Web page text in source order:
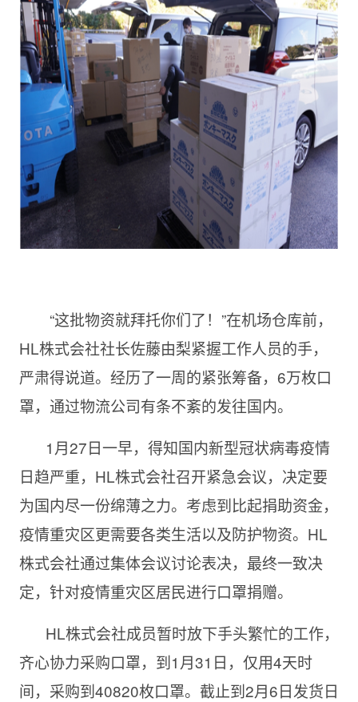
“这批物资就拜托你们了！”在机场仓库前，
HL株式会社社长佐藤由梨紧握工作人员的手，
严肃得说道。经历了一周的紧张筹备，6万枚口
罩，通过物流公司有条不紊的发往国内。
1月27日一早，得知国内新型冠状病毒疫情
日趋严重，HL株式会社召开紧急会议，决定要
为国内尽一份绵薄之力。考虑到比起捐助资金，
疫情重灾区更需要各类生活以及防护物资。HL
株式会社通过集体会议讨论表决，最终一致决
定，针对疫情重灾区居民进行口罩捐赠。
HL株式会社成员暂时放下手头繁忙的工作，
齐心协力采购口罩，到1月31日，仅用4天时
间，采购到40820枚口罩。截止到2月6日发货日